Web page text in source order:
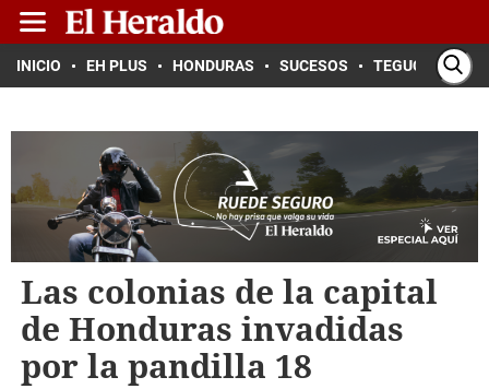
INICIO EH PLUS HONDURAS SUCESOS TEGUCIGALPA
Las colonias de la capital
de Honduras invadidas
por la pandilla 18